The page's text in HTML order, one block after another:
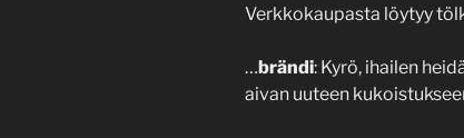
Verkkokaupasta löytyy
…brändi: Kyrö, ihailen
aivan uuteen